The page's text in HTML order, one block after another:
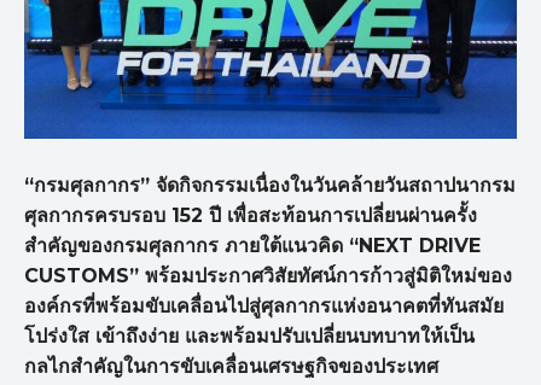
“กรมศุลกากร” จัดกิจกรรมเนื่องในวันคล้ายวันสถาปนากรม
ศุลกากรครบรอบ 152 ปี เพื่อสะท้อนการเปลี่ยนผ่านครั้ง
สำคัญของกรมศุลกากร ภายใต้แนวคิด “NEXT DRIVE
CUSTOMS” พร้อมประกาศวิสัยทัศน์การก้าวสู่มิติใหม่ของ
องค์กรที่พร้อมขับเคลื่อนไปสู่ศุลกากรแห่งอนาคตที่ทันสมัย
โปร่งใส เข้าถึงง่าย และพร้อมปรับเปลี่ยนบทบาทให้เป็น
กลไกสำคัญในการขับเคลื่อนเศรษฐกิจของประเทศ